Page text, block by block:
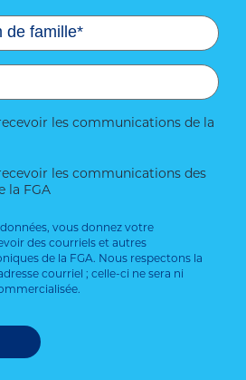
les communications de la
les communications des
la FGA
vous donnez votre
des courriels et autres
de la FGA. Nous respectons la
courriel ; celle-ci ne sera ni